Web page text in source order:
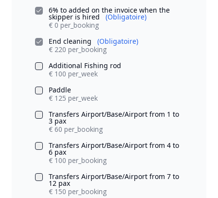
6% to added on the invoice when the
skipper is hired
(Obligatoire)
€ 0 per_booking
End cleaning
(Obligatoire)
€ 220 per_booking
Additional Fishing rod
€ 100 per_week
Paddle
€ 125 per_week
Transfers Airport/Base/Airport from 1 to
3 pax
€ 60 per_booking
Transfers Airport/Base/Airport from 4 to
6 pax
€ 100 per_booking
Transfers Airport/Base/Airport from 7 to
12 pax
€ 150 per_booking